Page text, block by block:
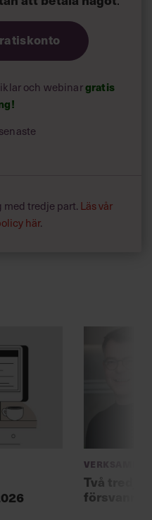
och webinargratis
tredje part. Läs vår
här.
Två
försvann